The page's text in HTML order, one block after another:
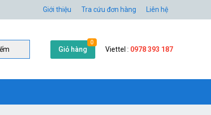
Giới thiệu Tra cứu đơn hàng Liên hệ
Giỏ hàng
0
Viettel : 0978 393 187